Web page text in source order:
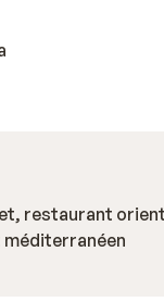
restaurant